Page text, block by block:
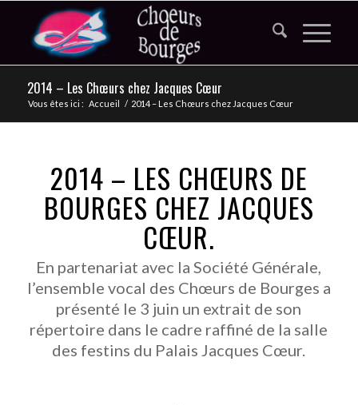
2014 – Les Chœurs chez Jacques Cœur
Vous êtes ici : Accueil / 2014 – Les Chœurs chez Jacques Cœur
2014 – LES CHŒURS DE
BOURGES CHEZ JACQUES
CŒUR.
En partenariat avec la Société Générale,
l’ensemble vocal des Chœurs de Bourges a
présenté le 3 juin un extrait de son
répertoire dans le cadre raffiné de la salle
des festins du Palais Jacques Cœur.